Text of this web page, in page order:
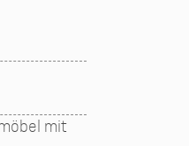
mit